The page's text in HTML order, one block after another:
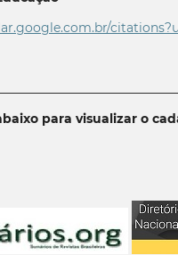
para visualizar o